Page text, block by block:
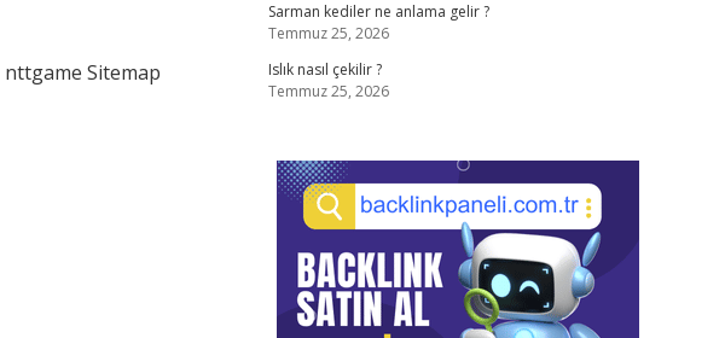
nttgame Sitemap
Sarman kediler ne anlama gelir ?
Temmuz 25, 2026
Islık nasıl çekilir ?
Temmuz 25, 2026